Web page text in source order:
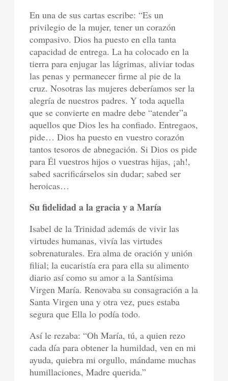
En una de sus cartas escribe: “Es un
privilegio de la mujer, tener un corazón
compasivo. Dios ha puesto en ella tanta
capacidad de entrega. La ha colocado en la
tierra para enjugar las lágrimas, aliviar todas
las penas y permanecer firme al pie de la
cruz. Nosotras las mujeres deberíamos ser la
alegría de nuestros padres. Y toda aquella
que se convierte en madre debe “atender”a
aquellos que Dios les ha confiado. Entregaos,
pide… Dios ha puesto en vuestro corazón
tantos tesoros de abnegación. Si Dios os pide
para Él vuestros hijos o vuestras hijas, ¡ah!,
sabed sacrificárselos sin dudar; sabed ser
heroicas…
Su fidelidad a la gracia y a María
Isabel de la Trinidad además de vivir las
virtudes humanas, vivía las virtudes
sobrenaturales. Era alma de oración y unión
filial; la eucaristía era para ella su alimento
diario así como su amor a la Santísima
Virgen María. Renovaba su consagración a la
Santa Virgen una y otra vez, pues estaba
segura que Ella lo podía todo.
Así le rezaba: “Oh María, tú, a quien rezo
cada día para obtener la humildad, ven en mi
ayuda, quiebra mi orgullo, mándame muchas
humillaciones, Madre querida.”